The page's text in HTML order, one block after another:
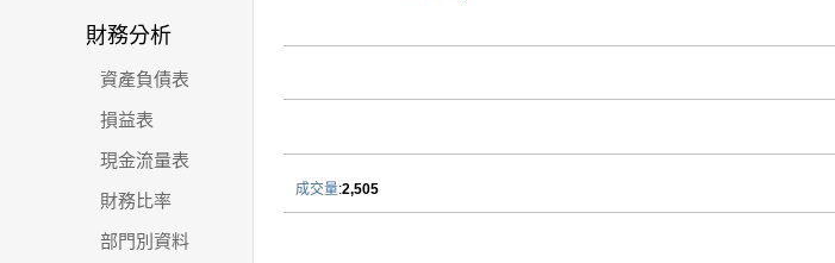
財務分析
資產負債表
損益表
現金流量表
財務比率
部門別資料
成交量:2,505